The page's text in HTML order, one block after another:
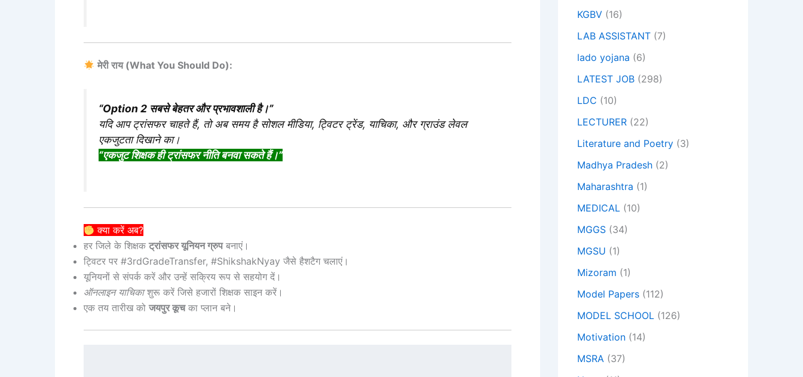
मेरी राय (What You Should Do):
“Option 2 सबसे बेहतर और प्रभावशाली है।”
यदि आप ट्रांसफर चाहते हैं, तो अब समय हैसोशल मीडिया, ट्विटर ट्रेंड, याचिका, और ग्राउंड लेवल
एकजुटतादिखाने का।
“एकजुट शिक्षक ही ट्रांसफर नीति बनवा सकते हैं।”
क्या करें अब?
हर जिले के शिक्षक ट्रांसफर यूनियन ग्रुपबनाएं।
ट्विटर पर #3rdGradeTransfer, #ShikshakNyay जैसे हैशटैग चलाएं।
यूनियनों से संपर्क करें और उन्हें सक्रिय रूप से सहयोग दें।
ऑनलाइन याचिकाशुरू करें जिसे हजारों शिक्षक साइन करें।
एक तय तारीख को जयपुर कूचका प्लान बने।
KGBV (16)
LAB ASSISTANT (7)
lado yojana (6)
LATEST JOB (298)
LDC (10)
LECTURER (22)
Literature and Poetry (3)
Madhya Pradesh (2)
Maharashtra (1)
MEDICAL (10)
MGGS (34)
MGSU (1)
Mizoram (1)
Model Papers (112)
MODEL SCHOOL (126)
Motivation (14)
MSRA (37)